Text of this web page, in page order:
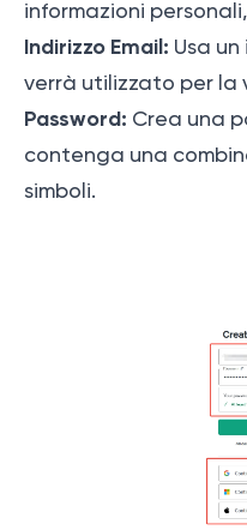
informazioni
Indirizzo Email: Usa
verrà utilizzato per la
Password: Crea una
contenga una
simboli.